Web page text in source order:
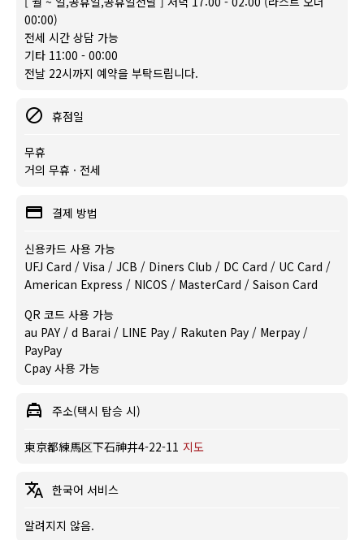
00:00)
전세 시간 상담 가능
기타 11:00 - 00:00
전날 22시까지 예약을 부탁드립니다.
휴점일
무휴
거의 무휴 · 전세
결제 방법
신용카드 사용 가능
UFJ Card / Visa / JCB / Diners Club / DC Card / UC Card /
American Express / NICOS / MasterCard / Saison Card
QR 코드 사용 가능
au PAY / d Barai / LINE Pay / Rakuten Pay / Merpay /
PayPay
Cpay 사용 가능
주소(택시 탑승 시)
東京都練馬区下石神井4-22-11 지도
한국어 서비스
알려지지 않음.